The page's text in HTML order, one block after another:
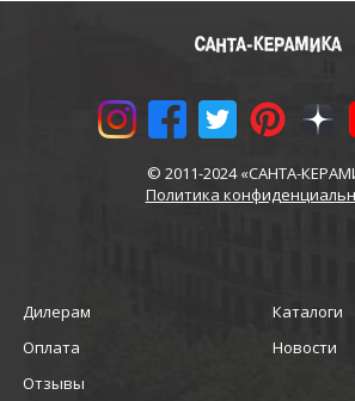
© 2011-2024 «САНТА-
Политика
Дилерам
Каталоги
Оплата
Новости
Отзывы